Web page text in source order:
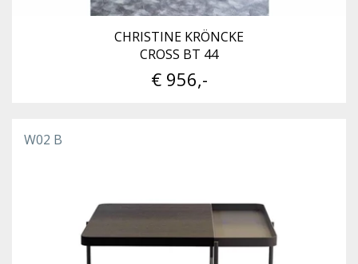
CHRISTINE KRÖNCKE
CROSS BT 44
€ 956,-
W02 B